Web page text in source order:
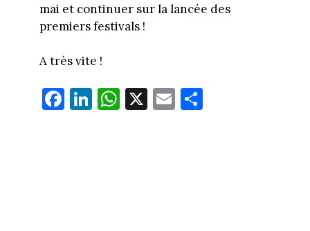
mai et continuer sur la lancée des
premiers festivals !
A très vite !
Fa
ce
Li
nk
W
ha
X E
m
Pa